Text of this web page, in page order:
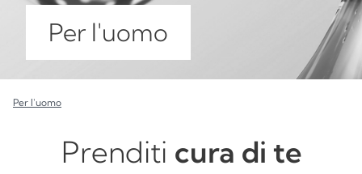
Per l'uomo
Per l'uomo
Prenditi cura di te